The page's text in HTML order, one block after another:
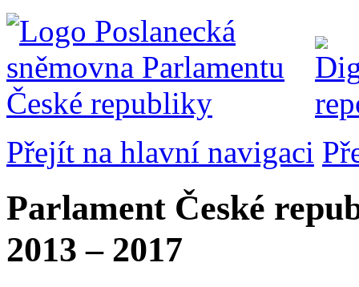
Přejít na hlavní navigaci
Parlament České
2013 – 2017